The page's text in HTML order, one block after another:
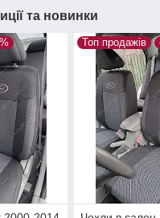
та новинки
Топ продажів